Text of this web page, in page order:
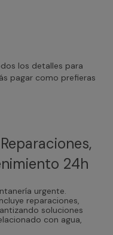
los detalles para
pagar como prefieras
24h
urgente.
reparaciones,
soluciones
con agua,